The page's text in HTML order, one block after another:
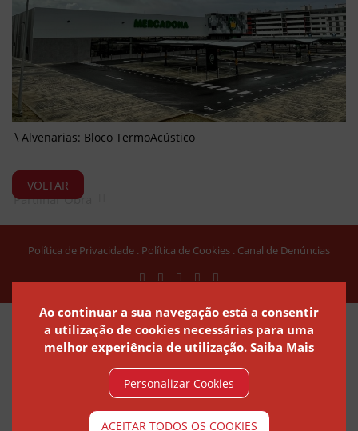
Alvenarias: Bloco TermoAcústico
VOLTAR
Partilhar Obra
Política de Privacidade Política de Cookies Canal de Denúncias
© ARTEBEL 2021 - ARTEFACTOS DE BETÃO
Ao continuar a sua navegação está a consentir
a utilização de cookies necessárias para uma
melhor experiência de utilização. Saiba Mais
Personalizar Cookies
ACEITAR TODOS OS COOKIES